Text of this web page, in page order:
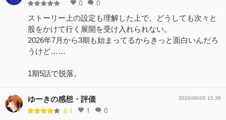
- 0 0
ストーリー上の設定も理解した上で、どうしても次々と
股をかけて行く展開を受け入れられない。
2026年7月から3期も始まってるからきっと面白いんだろ
うけど……
1期5話で脱落。
ゆーきの感想・評価
4.1 1 0
2026/06/05 15:36